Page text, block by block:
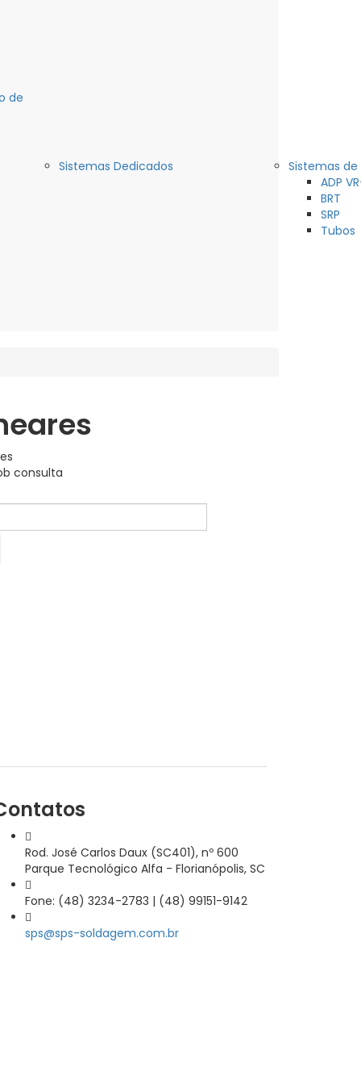
de
Sistemas Dedicados
Sistemas
ADP
BRT
SRP
Tubos
consulta
Rod. José Carlos Daux (SC401), nº 600
Parque Tecnológico Alfa - Florianópolis, SC
Fone: (48) 3234-2783 | (48) 99151-9142
sps@sps-soldagem.com.br